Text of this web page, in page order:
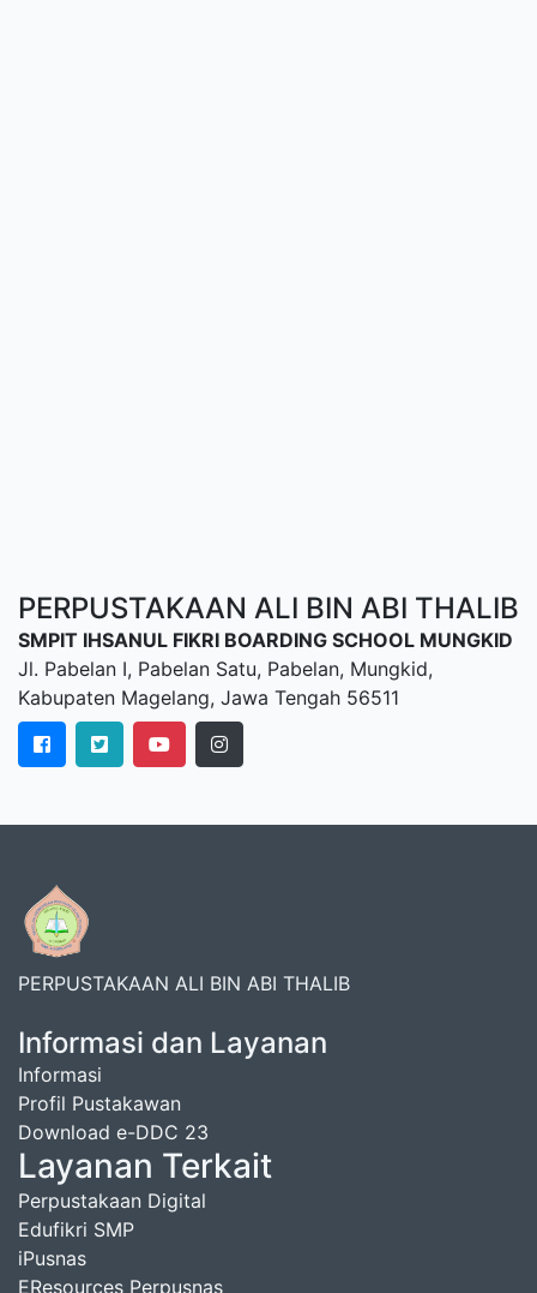
PERPUSTAKAAN ALI BIN ABI THALIB
SMPIT IHSANUL FIKRI BOARDING SCHOOL MUNGKID
Jl. Pabelan I, Pabelan Satu, Pabelan, Mungkid,
Kabupaten Magelang, Jawa Tengah 56511
PERPUSTAKAAN ALI BIN ABI THALIB
Informasi dan Layanan
Informasi
Profil Pustakawan
Download e-DDC 23
Layanan Terkait
Perpustakaan Digital
Edufikri SMP
iPusnas
EResources Perpusnas